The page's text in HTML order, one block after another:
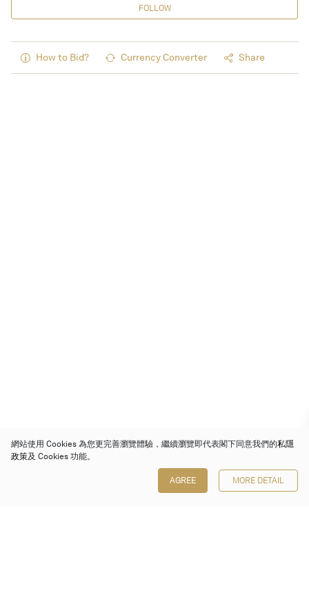
FOLLOW
How to Bid? Currency Converter Share
網站使用 Cookies 為您更完善瀏覽體驗，繼續瀏覽即代表閣下同意我們的私隱
政策及 Cookies 功能。
AGREE MORE DETAIL